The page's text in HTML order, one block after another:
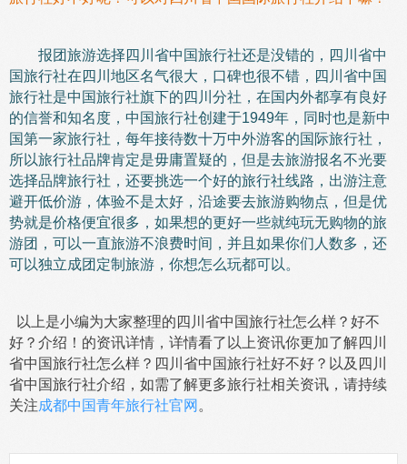
报团旅游选择四川省中国旅行社还是没错的，四川省中
国旅行社在四川地区名气很大，口碑也很不错，四川省中国
旅行社是中国旅行社旗下的四川分社，在国内外都享有良好
的信誉和知名度，中国旅行社创建于1949年，同时也是新中
国第一家旅行社，每年接待数十万中外游客的国际旅行社，
所以旅行社品牌肯定是毋庸置疑的，但是去旅游报名不光要
选择品牌旅行社，还要挑选一个好的旅行社线路，出游注意
避开低价游，体验不是太好，沿途要去旅游购物点，但是优
势就是价格便宜很多，如果想的更好一些就纯玩无购物的旅
游团，可以一直旅游不浪费时间，并且如果你们人数多，还
可以独立成团定制旅游，你想怎么玩都可以。
以上是小编为大家整理的四川省中国旅行社怎么样？好不
好？介绍！的资讯详情，详情看了以上资讯你更加了解四川
省中国旅行社怎么样？四川省中国旅行社好不好？以及四川
省中国旅行社介绍，如需了解更多旅行社相关资讯，请持续
关注成都中国青年旅行社官网 。